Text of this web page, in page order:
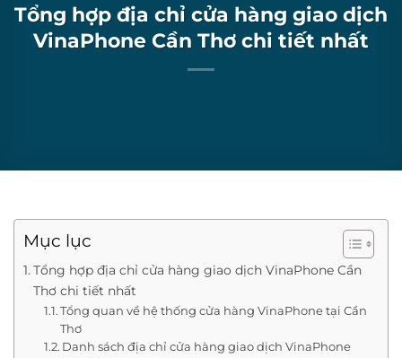
Tổng hợp địa chỉ cửa hàng giao dịch
VinaPhone Cần Thơ chi tiết nhất
Mục lục
Tổng hợp địa chỉ cửa hàng giao dịch VinaPhone Cần
Thơ chi tiết nhất
Tổng quan về hệ thống cửa hàng VinaPhone tại Cần
Thơ
Danh sách địa chỉ cửa hàng giao dịch VinaPhone